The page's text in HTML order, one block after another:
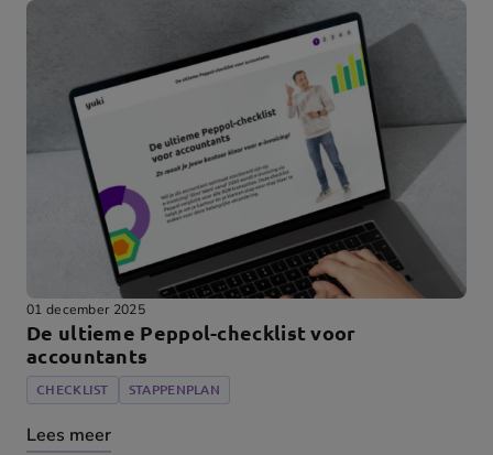
01 december 2025
De ultieme Peppol-checklist voor
accountants
CHECKLIST STAPPENPLAN
Lees meer